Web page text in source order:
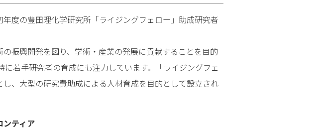
度の豊田理化学研究所「ライジングフェロー」助成研究者
振興開発を図り、学術・産業の発展に貢献することを目的
若手研究者の育成にも注力しています。「ライジングフェ
、大型の研究費助成による人材育成を目的として設立され
ンティア